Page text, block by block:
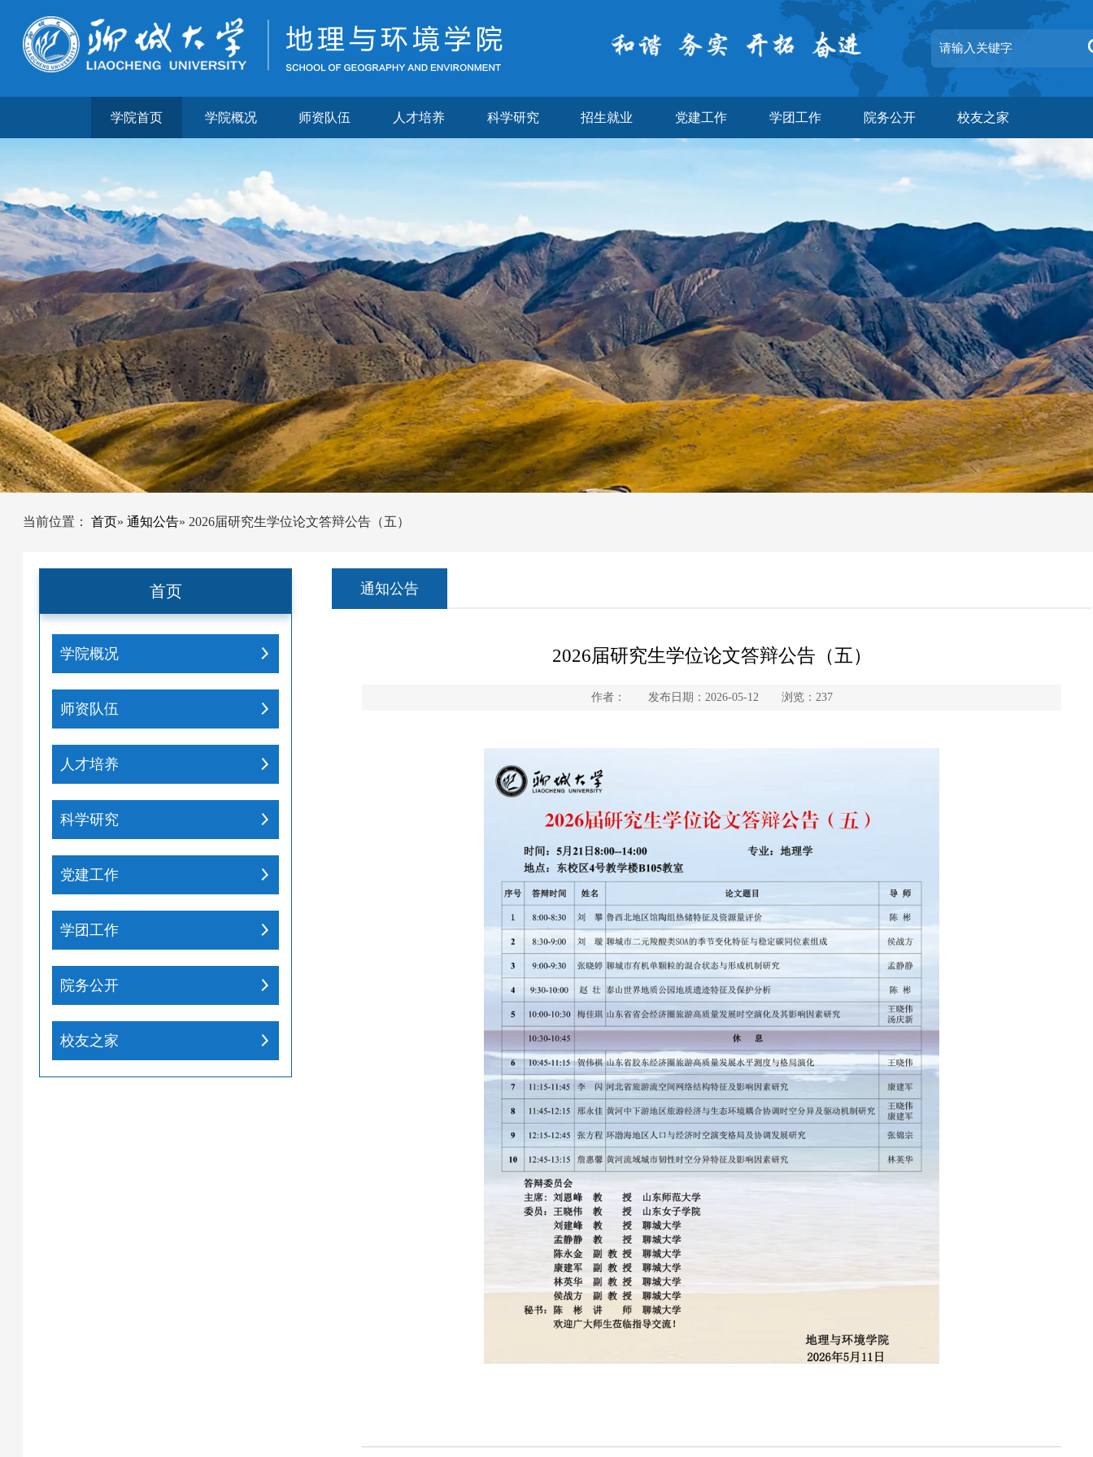
学院首页 学院概况 师资队伍 人才培养 科学研究 招生就业 党建工作 学团工作 院务公开 校友之家
当前位置： 首页» 通知公告» 2026届研究生学位论文答辩公告（五）
首页
学院概况
师资队伍
人才培养
科学研究
党建工作
学团工作
院务公开
校友之家
通知公告
2026届研究生学位论文答辩公告（五）
作者： 发布日期：2026-05-12 浏览： 237